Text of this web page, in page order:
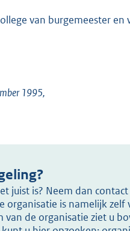
van burgemeester
1995,
juist is? Neem dan
organisatie is namelijk
de organisatie ziet u